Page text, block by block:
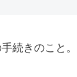
続きのこと。